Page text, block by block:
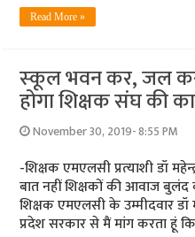
Read More »
स्‍कूल भवन कर, जल
होगा शिक्षक संघ की
November 30, 2019- 8:55 PM
-शिक्षक एमएलसी प्रत्‍याशी डॉ
बात नहीं शिक्षकों की आवाज
शिक्षक एमएलसी के उम्मीदवार डॉ
प्रदेश सरकार से मैं मांग करता हूं